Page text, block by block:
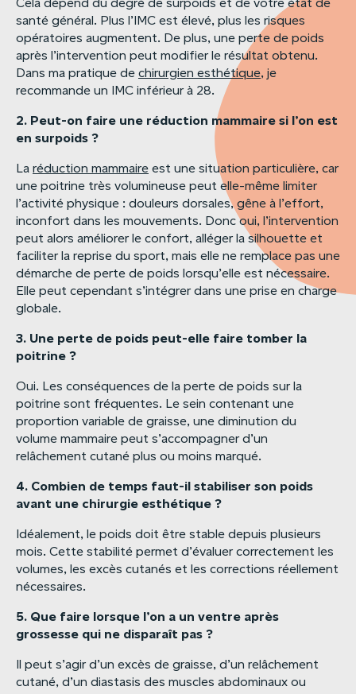
Cela dépend du degré de surpoids et de votre état de
santé général. Plus l’IMC est élevé, plus les risques
opératoires augmentent. De plus, une perte de poids
après l’intervention peut modifier le résultat obtenu.
Dans ma pratique de chirurgien esthétique, je
recommande un IMC inférieur à 28.
2. Peut-on faire une réduction mammaire si l’on est
en surpoids ?
La réduction mammaire est une situation particulière, car
une poitrine très volumineuse peut elle-même limiter
l’activité physique : douleurs dorsales, gêne à l’effort,
inconfort dans les mouvements. Donc oui, l’intervention
peut alors améliorer le confort, alléger la silhouette et
faciliter la reprise du sport, mais elle ne remplace pas une
démarche de perte de poids lorsqu’elle est nécessaire.
Elle peut cependant s’intégrer dans une prise en charge
globale.
3. Une perte de poids peut-elle faire tomber la
poitrine ?
Oui. Les conséquences de la perte de poids sur la
poitrine sont fréquentes. Le sein contenant une
proportion variable de graisse, une diminution du
volume mammaire peut s’accompagner d’un
relâchement cutané plus ou moins marqué.
4. Combien de temps faut-il stabiliser son poids
avant une chirurgie esthétique ?
Idéalement, le poids doit être stable depuis plusieurs
mois. Cette stabilité permet d’évaluer correctement les
volumes, les excès cutanés et les corrections réellement
nécessaires.
5. Que faire lorsque l’on a un ventre après
grossesse qui ne disparaît pas ?
Il peut s’agir d’un excès de graisse, d’un relâchement
cutané, d’un diastasis des muscles abdominaux ou